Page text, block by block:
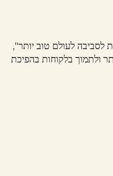
לסביבה לעולם טוב יותר",
ולתמוך בלקוחות בהפיכת